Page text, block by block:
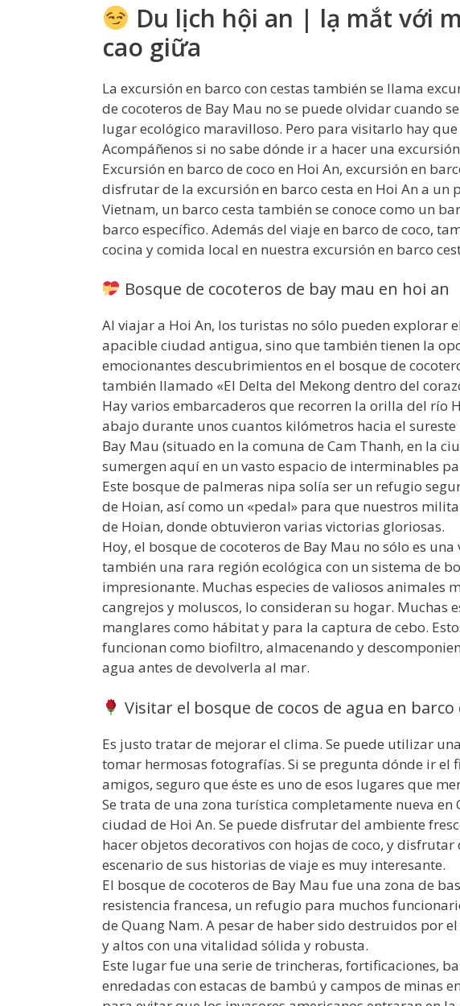
Du lịch hội an | lạ mắt với
cao giữa
La excursión en barco con cestas también se llama
de cocoteros de Bay Mau no se puede olvidar cuando
lugar ecológico maravilloso. Pero para visitarlo hay
Acompáñenos si no sabe dónde ir a hacer una
Excursión en barco de coco en Hoi An, excursión en
disfrutar de la excursión en barco cesta en Hoi An a un
Vietnam, un barco cesta también se conoce como un
barco específico. Además del viaje en barco de coco,
cocina y comida local en nuestra excursión en barco
Bosque de cocoteros de bay mau en hoi an
Al viajar a Hoi An, los turistas no sólo pueden
apacible ciudad antigua, sino que también tienen la
emocionantes descubrimientos en el bosque de
también llamado «El Delta del Mekong dentro del
Hay varios embarcaderos que recorren la orilla del río
abajo durante unos cuantos kilómetros hacia el
Bay Mau (situado en la comuna de Cam Thanh, en la
sumergen aquí en un vasto espacio de interminables
Este bosque de palmeras nipa solía ser un refugio
de Hoian, así como un «pedal» para que nuestros
de Hoian, donde obtuvieron varias victorias gloriosas.
Hoy, el bosque de cocoteros de Bay Mau no sólo es
también una rara región ecológica con un sistema de
impresionante. Muchas especies de valiosos animales
cangrejos y moluscos, lo consideran su hogar. Muchas
manglares como hábitat y para la captura de cebo.
funcionan como biofiltro, almacenando y
agua antes de devolverla al mar.
Visitar el bosque de cocos de agua en barco
Es justo tratar de mejorar el clima. Se puede utilizar
tomar hermosas fotografías. Si se pregunta dónde ir el
amigos, seguro que éste es uno de esos lugares que
Se trata de una zona turística completamente nueva en
ciudad de Hoi An. Se puede disfrutar del ambiente
hacer objetos decorativos con hojas de coco, y
escenario de sus historias de viaje es muy interesante.
El bosque de cocoteros de Bay Mau fue una zona de
resistencia francesa, un refugio para muchos
de Quang Nam. A pesar de haber sido destruidos por
y altos con una vitalidad sólida y robusta.
Este lugar fue una serie de trincheras, fortificaciones,
enredadas con estacas de bambú y campos de minas